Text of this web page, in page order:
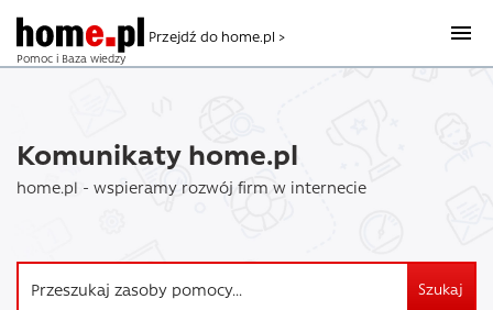
Pomoc i Baza wiedzy
Przejdź do home.pl >
Komunikaty home.pl
home.pl - wspieramy rozwój firm w internecie
Szukaj